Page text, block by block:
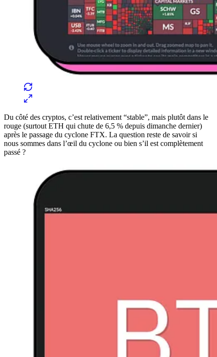
Du côté des cryptos, c’est relativement “stable”, mais plutôt dans le
rouge (surtout ETH qui chute de 6,5 % depuis dimanche dernier)
après le passage du cyclone FTX. La question reste de savoir si
nous sommes dans l’œil du cyclone ou bien s’il est complètement
passé ?